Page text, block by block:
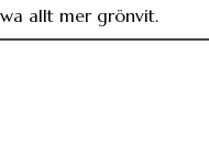
allt mer grönvit.